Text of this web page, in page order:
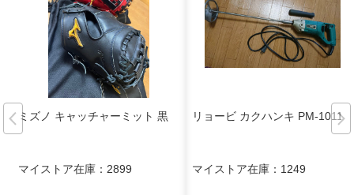
ミズノ キャッチャーミット 黒
マイストア在庫： 2899
リョービ カクハンキ PM-1011
マイストア在庫： 1249